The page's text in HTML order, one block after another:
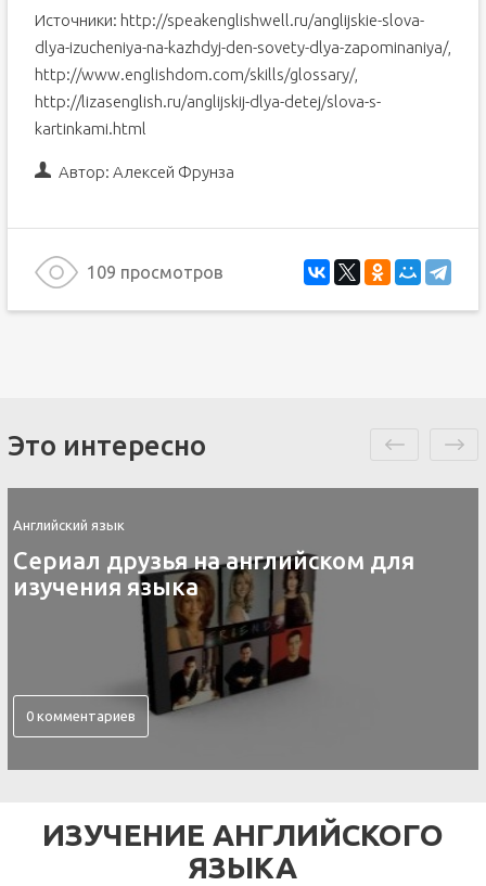
Источники: http://speakenglishwell.ru/anglijskie-slova-
dlya-izucheniya-na-kazhdyj-den-sovety-dlya-zapominaniya/,
http://www.englishdom.com/skills/glossary/,
http://lizasenglish.ru/anglijskij-dlya-detej/slova-s-
kartinkami.html
Автор: Алексей Фрунза
109 просмотров
Это интересно
Английский язык
Сериал друзья на английском для
изучения языка
0 комментариев
ИЗУЧЕНИЕ АНГЛИЙСКОГО
ЯЗЫКА